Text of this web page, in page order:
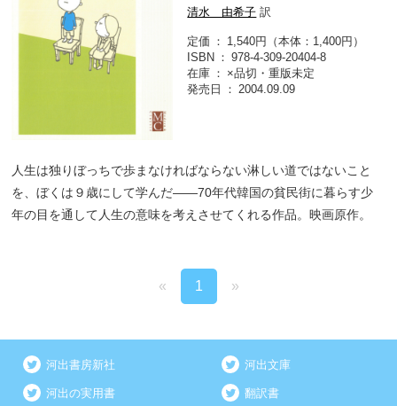
清水 由希子 訳
定価
1,540円（本体：1,400円）
ISBN
978-4-309-20404-8
在庫
×品切・重版未定
発売日
2004.09.09
人生は独りぼっちで歩まなければならない淋しい道ではないこと
を、ぼくは９歳にして学んだ――70年代韓国の貧民街に暮らす少
年の目を通して人生の意味を考えさせてくれる作品。映画原作。
« 1 »
河出書房新社 河出文庫
河出の実用書 翻訳書